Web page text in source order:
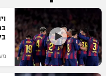
כדורגל ישראלי
ליגת העל
כדורגל עולמי